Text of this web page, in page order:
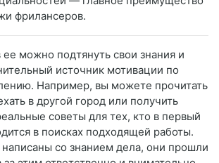
фрилансеров.
ее можно подтянуть свои знания и
источник мотивации по
Например, вы можете прочитать
в другой город или получить
советы для тех, кто в первый
в поисках подходящей работы.
написаны со знанием дела, они прошли